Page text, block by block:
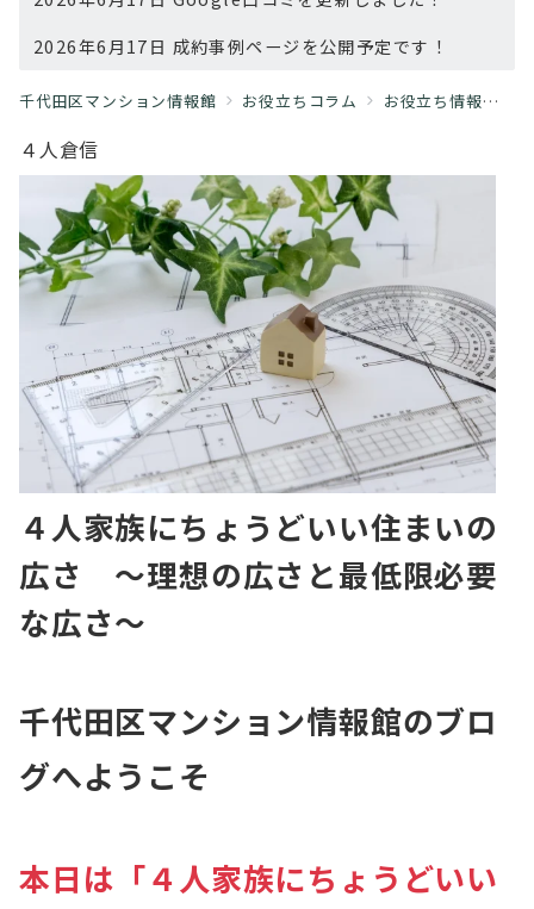
2026年6月17日 成約事例ページを公開予定です！
千代田区マンション情報館 お役立ちコラム お役立ち情報
４人倉信
４人家族にちょうどいい住まいの
広さ ～理想の広さと最低限必要
な広さ～
千代田区マンション情報館のブロ
グへようこそ
本日は「４人家族にちょうどいい